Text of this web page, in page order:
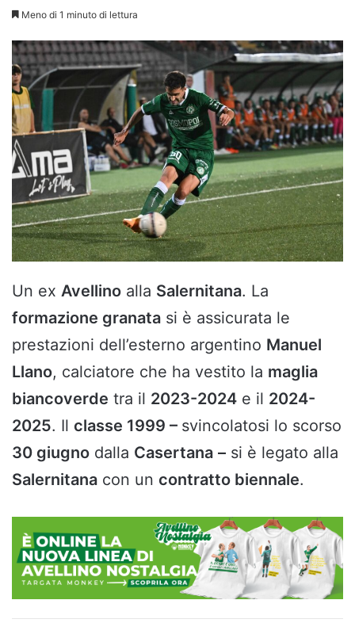
Meno di 1 minuto di lettura
Un ex Avellino alla Salernitana. La
formazione granata si è assicurata le
prestazioni dell’esterno argentino Manuel
Llano, calciatore che ha vestito la maglia
biancoverde tra il 2023-2024 e il 2024-
2025. Il classe 1999 – svincolatosi lo scorso
30 giugno dalla Casertana – si è legato alla
Salernitana con un contratto biennale.